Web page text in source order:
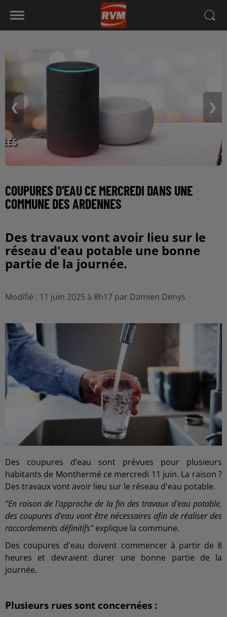
❮ ❯
COUPURES D'EAU CE MERCREDI DANS UNE
COMMUNE DES ARDENNES
Des travaux vont avoir lieu sur le
réseau d'eau potable une bonne
partie de la journée.
Modifié : 11 juin 2025 à 8h17 par Damien Denys
Des coupures d’eau sont prévues pour plusieurs
habitants de Monthermé ce mercredi 11 juin. La raison ?
Des travaux vont avoir lieu sur le réseau d'eau potable.
"En raison de l'approche de la fin des travaux d'eau potable,
des coupures d'eau vont être nécessaires afin de réaliser des
raccordements définitifs"explique la commune.
Des coupures d'eau doivent commencer à partir de 8
heures et devraient durer une bonne partie de la
journée.
Plusieurs rues sont concernées :